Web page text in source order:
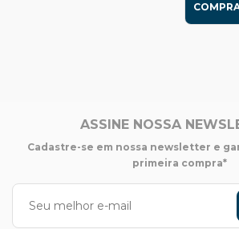
ASSINE NOSSA
Cadastre-se em nossa newsletter e
primeira compra*